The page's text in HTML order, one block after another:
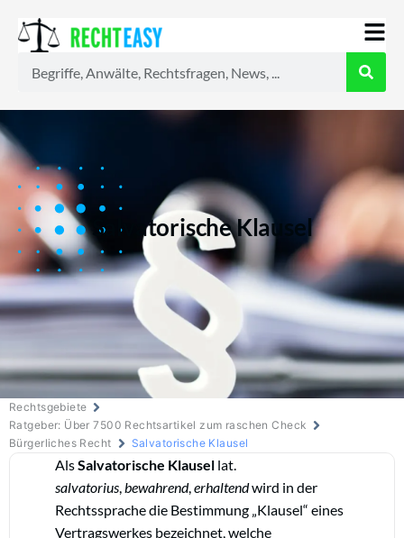
Salvatorische Klausel
Rechtsgebiete
Ratgeber: Über 7500 Rechtsartikel zum raschen Check
Bürgerliches Recht
Salvatorische Klausel
AlsSalvatorische Klausel lat.
salvatorius,bewahrend,erhaltendwird in der
Rechtssprache die Bestimmung „Klausel“ eines
Vertragswerkes bezeichnet, welche